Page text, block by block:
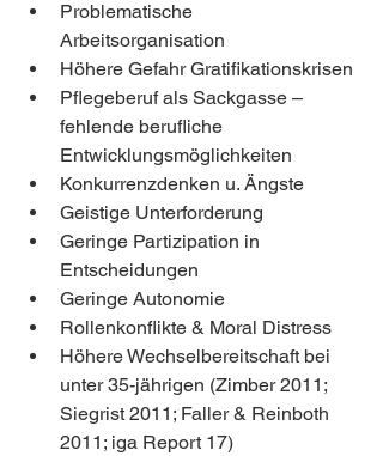
Problematische
Arbeitsorganisation
Höhere Gefahr Gratifikationskrisen
Pflegeberuf als Sackgasse –
fehlende berufliche
Entwicklungsmöglichkeiten
Konkurrenzdenken u. Ängste
Geistige Unterforderung
Geringe Partizipation in
Entscheidungen
Geringe Autonomie
Rollenkonflikte & Moral Distress
Höhere Wechselbereitschaft bei
unter 35-jährigen (Zimber 2011;
Siegrist 2011; Faller & Reinboth
2011; iga Report 17)